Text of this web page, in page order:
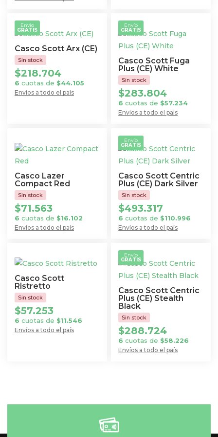
producto
tiene
múltiples
variantes.
Las
opciones
se
la
página
de
producto
múltiples
variantes.
Las
opciones
se
pueden
elegir
en
página
de
producto
Casco Scott Arx (CE)
Envío
GRATIS
Envíos a todo el país
$218.704
6 cuotas de $44.105
variantes.
Las
opciones
se
pueden
elegir
en
de
Casco Scott Fuga
Plus (CE) White
Envío
GRATIS
Envíos a todo el país
$283.804
6 cuotas de $57.234
producto
tiene
múltiples
variantes.
Las
opciones
se
pueden
elegir
la
página
de
producto
Casco Lazer
Compact Red
Envíos a todo el país
$71.563
6 cuotas de $16.102
tiene
múltiples
variantes.
Las
opciones
se
pueden
Casco Scott Centric
Plus (CE) Dark Silver
Envío
GRATIS
Envíos a todo el país
$493.317
6 cuotas de $110.996
producto
tiene
múltiples
variantes.
Las
opciones
se
pueden
elegir
Casco Scott
Ristretto
Envíos a todo el país
$57.253
6 cuotas de $11.546
Casco Scott Centric
Plus (CE) Stealth
Black
Envío
GRATIS
Envíos a todo el país
$288.724
6 cuotas de $58.226
Las
opciones